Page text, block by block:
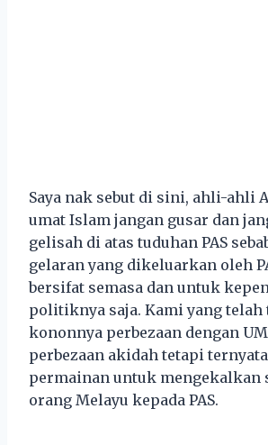
Saya nak sebut di sini, ahli-ahli
umat Islam jangan gusar dan
gelisah di atas tuduhan PAS
gelaran yang dikeluarkan oleh
bersifat semasa dan untuk
politiknya saja. Kami yang telah
kononnya perbezaan dengan
perbezaan akidah tetapi
permainan untuk mengekalkan
orang Melayu kepada PAS.